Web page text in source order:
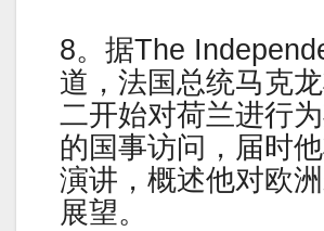
8。据The
道，法国总统马克
二开始对荷兰进行
的国事访问，届时
演讲，概述他对欧
展望。